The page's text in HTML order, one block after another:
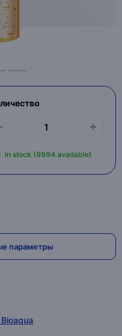
In stock (9994 available)
параметры